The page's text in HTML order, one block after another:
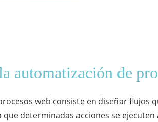
automatización de
web consiste en diseñar flujos
que determinadas acciones se